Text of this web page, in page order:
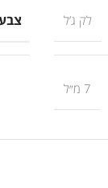
לק ג’ל
7 מ״ל